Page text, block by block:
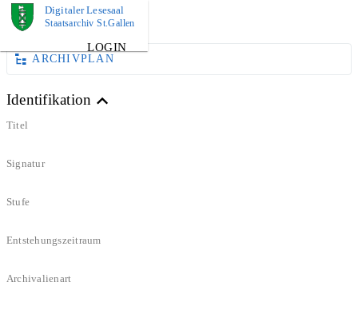
Digitaler Lesesaal
Staatsarchiv St.Gallen
LOGIN
DOKUMENT
ARCHIVPLAN
Identifikation
Titel
Signatur
Stufe
Entstehungszeitraum
Archivalienart